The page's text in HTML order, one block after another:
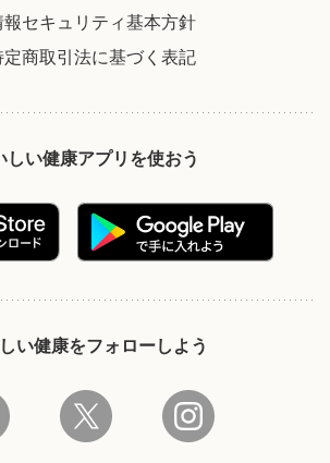
セキュリティ基本方針
定商取引法に基づく表記
しい健康アプリを使おう
い健康をフォローしよう